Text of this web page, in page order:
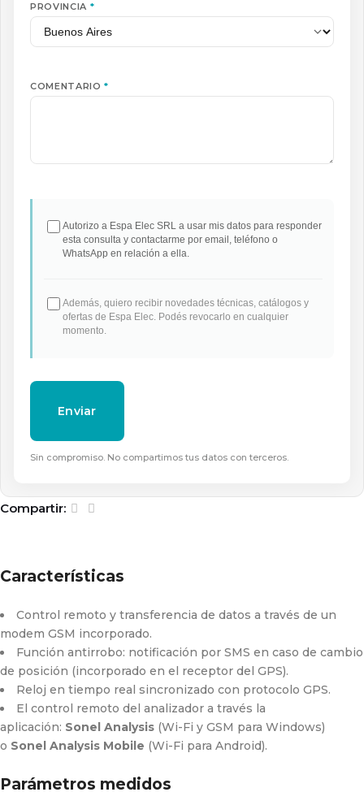
PROVINCIA *
COMENTARIO*
Autorizo a Espa Elec SRL a usar mis datos para responder
esta consulta y contactarme por email, teléfono o
WhatsApp en relación a ella.
Además, quiero recibir novedades técnicas, catálogos y
ofertas de Espa Elec. Podés revocarlo en cualquier
momento.
Sin compromiso. No compartimos tus datos con terceros.
Compartir:
Características
Control remoto y transferencia de datos a través de un
modem GSM incorporado.
Función antirrobo: notificación por SMS en caso de cambio
de posición (incorporado en el receptor del GPS).
Reloj en tiempo real sincronizado con protocolo GPS.
El control remoto del analizador a través la
aplicación: Sonel Analysis (Wi-Fi y GSM para Windows)
o Sonel Analysis Mobile (Wi-Fi para Android).
Parámetros medidos